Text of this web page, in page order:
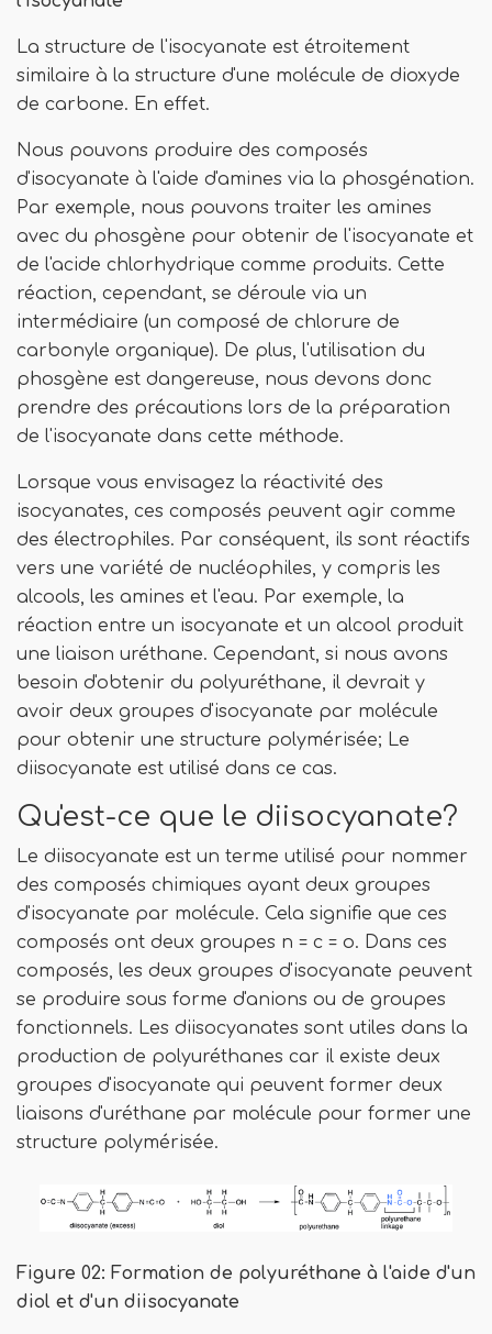
La structure de l'isocyanate est étroitement
similaire à la structure d'une molécule de dioxyde
de carbone. En effet.
Nous pouvons produire des composés
d'isocyanate à l'aide d'amines via la phosgénation.
Par exemple, nous pouvons traiter les amines
avec du phosgène pour obtenir de l'isocyanate et
de l'acide chlorhydrique comme produits. Cette
réaction, cependant, se déroule via un
intermédiaire (un composé de chlorure de
carbonyle organique). De plus, l'utilisation du
phosgène est dangereuse, nous devons donc
prendre des précautions lors de la préparation
de l'isocyanate dans cette méthode.
Lorsque vous envisagez la réactivité des
isocyanates, ces composés peuvent agir comme
des électrophiles. Par conséquent, ils sont réactifs
vers une variété de nucléophiles, y compris les
alcools, les amines et l'eau. Par exemple, la
réaction entre un isocyanate et un alcool produit
une liaison uréthane. Cependant, si nous avons
besoin d'obtenir du polyuréthane, il devrait y
avoir deux groupes d'isocyanate par molécule
pour obtenir une structure polymérisée; Le
diisocyanate est utilisé dans ce cas.
Qu'est-ce que le diisocyanate?
Le diisocyanate est un terme utilisé pour nommer
des composés chimiques ayant deux groupes
d'isocyanate par molécule. Cela signifie que ces
composés ont deux groupes n = c = o. Dans ces
composés, les deux groupes d'isocyanate peuvent
se produire sous forme d'anions ou de groupes
fonctionnels. Les diisocyanates sont utiles dans la
production de polyuréthanes car il existe deux
groupes d'isocyanate qui peuvent former deux
liaisons d'uréthane par molécule pour former une
structure polymérisée.
Figure 02: Formation de polyuréthane à l'aide d'un
diol et d'un diisocyanate